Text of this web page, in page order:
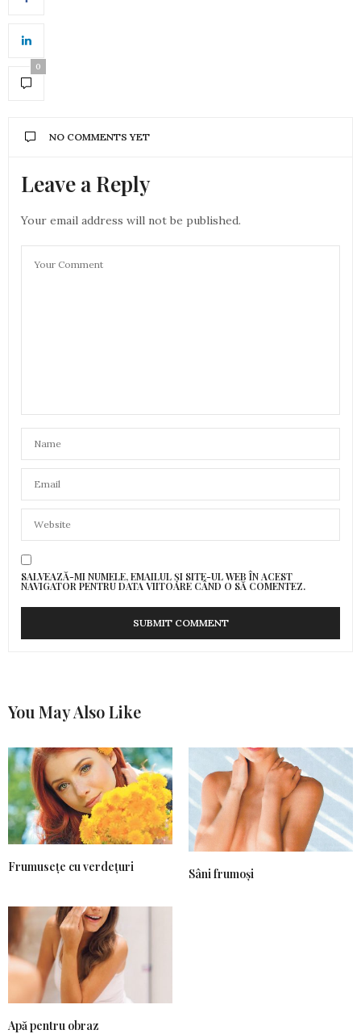
0
NO COMMENTS YET
Leave a Reply
Your email address will not be published.
SALVEAZĂ-MI NUMELE, EMAILUL ȘI SITE-UL WEB ÎN ACEST
NAVIGATOR PENTRU DATA VIITOARE CÂND O SĂ COMENTEZ.
You May Also Like
Frumusețe cu verdețuri Sâni frumoși
Apă pentru obraz